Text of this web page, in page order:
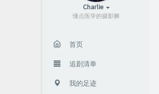
Charlie
懂点医学的摄影狮
首页
追剧清单
我的足迹